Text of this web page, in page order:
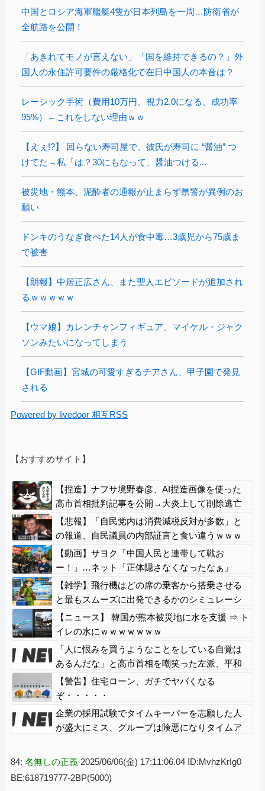
中国とロシア海軍艦艇4隻が日本列島を一周…防衛省が
全航路を公開！
「あきれてモノが言えない」「国を維持できるの？」外
国人の永住許可要件の厳格化で在日中国人の本音は？
レーシック手術（費用10万円、視力2.0になる、成功率
95%）←これをしない理由ｗｗ
【えぇ!?】 回らない寿司屋で、彼氏が寿司に “醤油” つ
けてた→私「は？30にもなって、醤油つける...
被災地・熊本、泥酔者の通報が止まらず県警が異例のお
願い
ドンキのうなぎ食べた14人が食中毒…3歳児から75歳ま
で被害
【朗報】中居正広さん、また聖人エピソードが追加され
るｗｗｗｗｗ
【ウマ娘】カレンチャンフィギュア、マイケル・ジャク
ソンみたいになってしまう
【GIF動画】宮城の可愛すぎるチアさん、甲子園で発見
される
Powered by livedoor 相互RSS
【おすすめサイト】
【捏造】ナフサ境野春彦、AI捏造画像を使った
高市首相批判記事を公開→大炎上して削除逃亡
【悲報】「自民党内は消費減税反対が多数」と
の報道、自民議員の内部証言と食い違うｗｗｗ
ｗ
【動画】サヨク「中国人民と連帯して戦お
ー！」…ネット「正体隠さなくなったなぁ」
「普通に外患誘致じゃないのかな」
【雑学】飛行機はどの席の乗客から搭乗させる
と最もスムーズに出発できるかのシミュレーシ
ョン動画
【ニュース】 韓国が熊本被災地に水を支援 ⇒ ト
イレの水にｗｗｗｗｗｗｗ
「人に恨みを買うようなことをしている自覚は
あるんだな」と高市首相を嘲笑った左派、平和
記念式典での演説にケチを付けるも……
【警告】住宅ローン、ガチでヤバくなる
ぞ・・・・・
企業の採用試験でタイムキーパーを志願した人
が盛大にミス、グループは険悪になりタイムア
84: 名無しの正義 2025/06/06(金) 17:11:06.04 ID:MvhzKrIg0
BE:618719777-2BP(5000)